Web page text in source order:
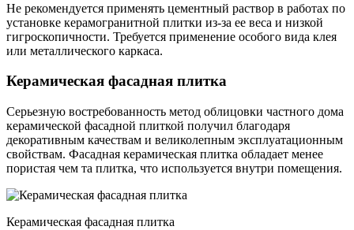
Не рекомендуется применять цементный раствор в работах по
установке керамогранитной плитки из-за ее веса и низкой
гигроскопичности. Требуется применение особого вида клея
или металлического каркаса.
Керамическая фасадная плитка
Серьезную востребованность метод облицовки частного дома
керамической фасадной плиткой получил благодаря
декоративным качествам и великолепным эксплуатационным
свойствам. Фасадная керамическая плитка обладает менее
пористая чем та плитка, что используется внутри помещения.
Керамическая фасадная плитка